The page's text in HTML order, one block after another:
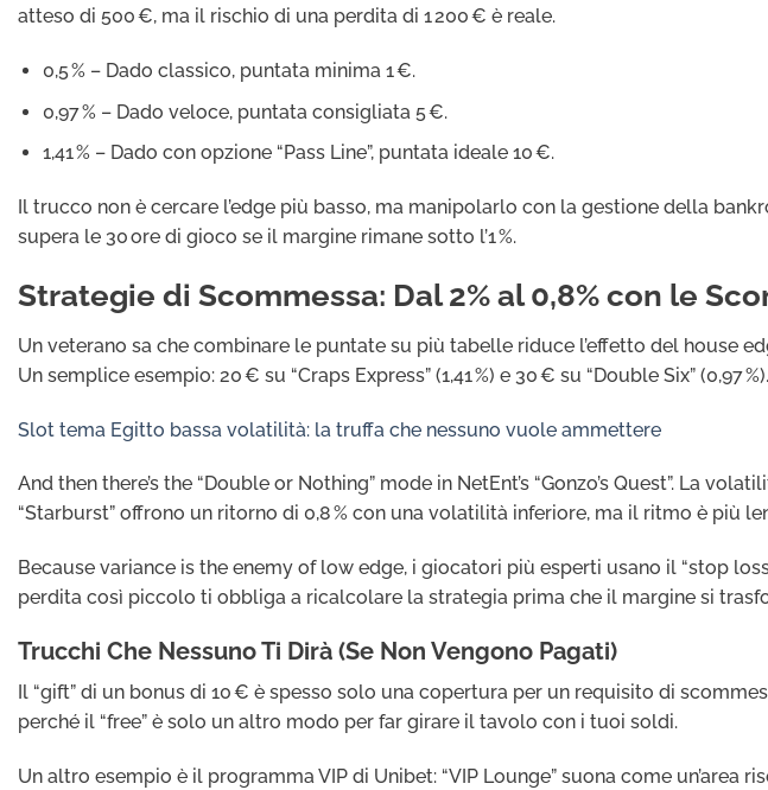
atteso di 500 €, ma il rischio di una perdita di 1 200 € è reale.
0,5 % – Dado classico, puntata minima 1 €.
0,97 % – Dado veloce, puntata consigliata 5 €.
1,41 % – Dado con opzione “Pass Line”, puntata ideale 10 €.
Il trucco non è cercare l’edge più basso, ma manipolarlo con la gestione della
supera le 30 ore di gioco se il margine rimane sotto l’1 %.
Strategie di Scommessa: Dal 2% al 0,8% con le
Un veterano sa che combinare le puntate su più tabelle riduce l’effetto del house
Un semplice esempio: 20 € su “Craps Express” (1,41 %) e 30 € su “Double Six”
Slot tema Egitto bassa volatilità: la truffa che nessuno vuole ammettere
And then there’s the “Double or Nothing” mode in NetEnt’s “Gonzo’s Quest”. La
“Starburst” offrono un ritorno di 0,8 % con una volatilità inferiore, ma il ritmo è più
Because variance is the enemy of low edge, i giocatori più esperti usano il “stop
perdita così piccolo ti obbliga a ricalcolare la strategia prima che il margine si
Trucchi Che Nessuno Ti Dirà (Se Non Vengono Pagati)
Il “gift” di un bonus di 10 € è spesso solo una copertura per un requisito di
perché il “free” è solo un altro modo per far girare il tavolo con i tuoi soldi.
Un altro esempio è il programma VIP di Unibet: “VIP Lounge” suona come